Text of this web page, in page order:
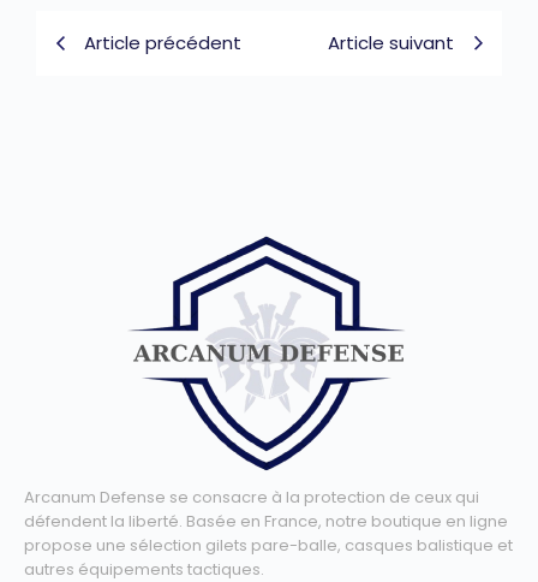
Article précédent Article suivant
Arcanum Defense se consacre à la protection de ceux qui
défendent la liberté. Basée en France, notre boutique en ligne
propose une sélection gilets pare-balle, casques balistique et
autres équipements tactiques.